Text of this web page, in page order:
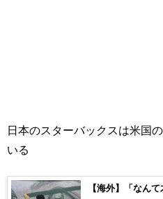
日本のスターバックスは米国
いる
【海外】「なん